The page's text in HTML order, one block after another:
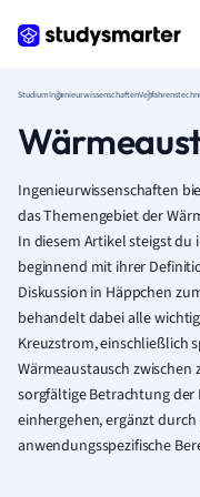
StudiumIngenieurwissenschaften
Ingenieurwissenschaften
das Themengebiet der
In diesem Artikel steigst du
beginnend mit ihrer
Diskussion in Häppchen
behandelt dabei alle
Kreuzstrom, einschließlich
Wärmeaustausch zwischen
sorgfältige Betrachtung der
einhergehen, ergänzt
anwendungsspezifische